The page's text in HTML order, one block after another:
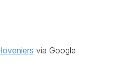
via Google